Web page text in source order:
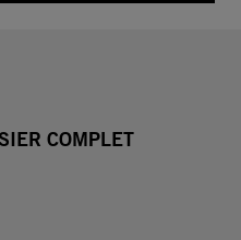
COMPLET